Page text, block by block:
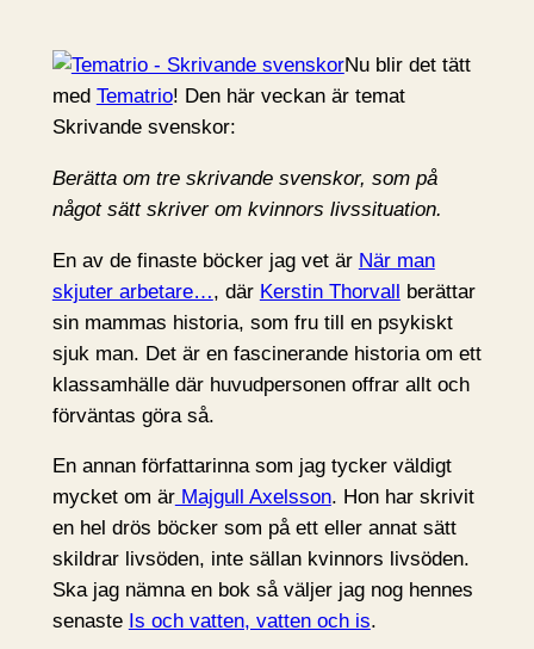
Nu blir det tätt
med Tematrio! Den här veckan är temat
Skrivande svenskor:
Berätta om tre skrivande svenskor, som på
något sätt skriver om kvinnors livssituation.
En av de finaste böcker jag vet är När man
skjuter arbetare…, där Kerstin Thorvall berättar
sin mammas historia, som fru till en psykiskt
sjuk man. Det är en fascinerande historia om ett
klassamhälle där huvudpersonen offrar allt och
förväntas göra så.
En annan författarinna som jag tycker väldigt
mycket om ärMajgull Axelsson. Hon har skrivit
en hel drös böcker som på ett eller annat sätt
skildrar livsöden, inte sällan kvinnors livsöden.
Ska jag nämna en bok så väljer jag nog hennes
senaste Is och vatten, vatten och is.